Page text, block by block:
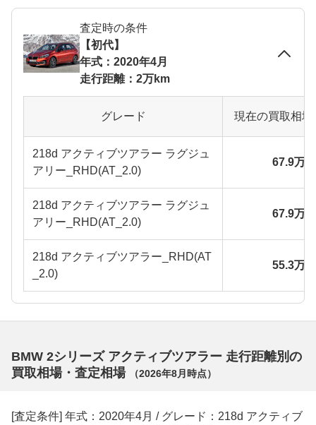
査定時の条件
【初代】
年式：2020年4月
走行距離：2万km
グレード 現在の買取相
218d アクティブツアラー ラグジュ
アリー_RHD(AT_2.0)
67.9万
218d アクティブツアラー ラグジュ
アリー_RHD(AT_2.0)
67.9万
218d アクティブツアラー_RHD(AT
_2.0)
55.3万
BMW 2シリーズ アクティブツアラー 走行距離別の
買取相場・査定相場
（2026年8月 時点）
[査定条件] 年式：2020年4月 / グレード：218d アクティブ